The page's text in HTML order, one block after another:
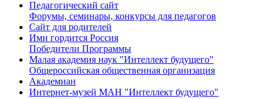
Педагогический сайт
Форумы, семинары, конкурсы для педагогов
Сайт для родителей
Ими гордится Россия
Победители Программы
Малая академия наук "Интеллект будущего"
Общероссийская общественная организация
Академиан
Интернет-музей МАН "Интеллект будущего"